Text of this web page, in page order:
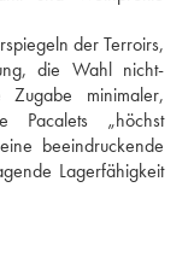
der Terroirs,
die Wahl nicht-
Zugabe minimaler,
Pacalets „höchst
beeindruckende
Lagerfähigkeit